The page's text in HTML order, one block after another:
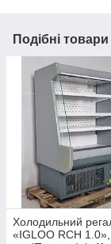
Подібні товари
Холодильний
«IGLOO RCH